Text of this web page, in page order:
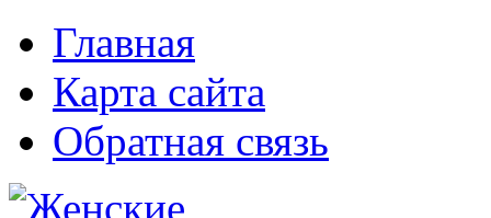
Главная
Карта сайта
Обратная связь